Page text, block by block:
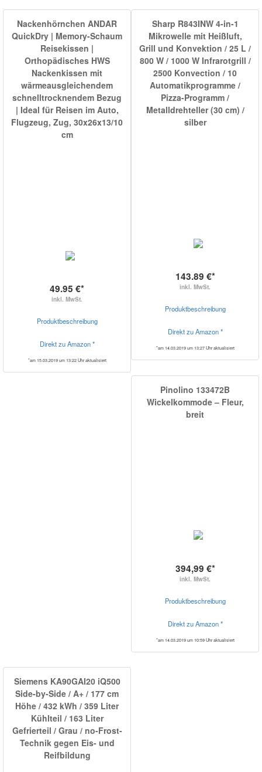
Nackenhörnchen ANDAR
QuickDry | Memory-Schaum
Reisekissen |
Orthopädisches HWS
Nackenkissen mit
wärmeausgleichendem
schnelltrocknendem Bezug
| Ideal für Reisen im Auto,
Flugzeug, Zug, 30x26x13/10
cm
49.95 €*
inkl. MwSt.
Produktbeschreibung
Direkt zu Amazon *
*am 15.03.2019 um 13:22 Uhr aktualisiert
Sharp R843INW 4-in-1
Mikrowelle mit Heißluft,
Grill und Konvektion / 25 L /
800 W / 1000 W Infrarotgrill /
2500 Konvection / 10
Automatikprogramme /
Pizza-Programm /
Metalldrehteller (30 cm) /
silber
143.89 €*
inkl. MwSt.
Produktbeschreibung
Direkt zu Amazon *
*am 14.03.2019 um 13:27 Uhr aktualisiert
Pinolino 133472B
Wickelkommode – Fleur,
breit
394,99 €*
inkl. MwSt.
Produktbeschreibung
Direkt zu Amazon *
*am 14.03.2019 um 10:59 Uhr aktualisiert
Siemens KA90GAI20 iQ500
Side-by-Side / A+ / 177 cm
Höhe / 432 kWh / 359 Liter
Kühlteil / 163 Liter
Gefrierteil / Grau / no-Frost-
Technik gegen Eis- und
Reifbildung